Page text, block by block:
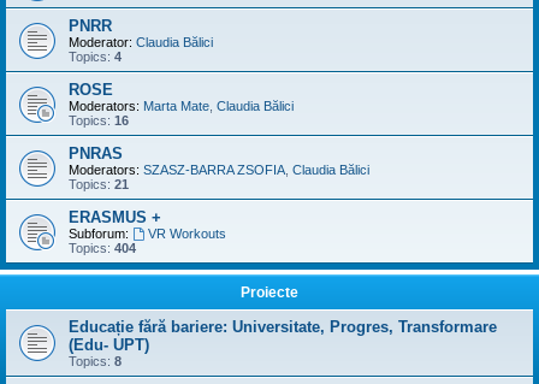
PNRR
Moderator: Claudia Bălici
Topics: 4
ROSE
Moderators: Marta Mate Claudia Bălici
Topics: 16
PNRAS
Moderators: SZASZ-BARRA ZSOFIA Claudia Bălici
Topics: 21
ERASMUS +
Subforum:
VR Workouts
Topics: 404
Proiecte
Educație fără bariere: Universitate, Progres, Transformare
(Edu- UPT)
Topics: 8